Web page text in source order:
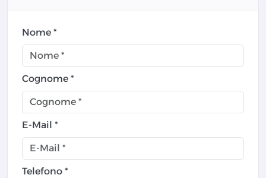
Nome *
Cognome *
E-Mail *
Telefono *